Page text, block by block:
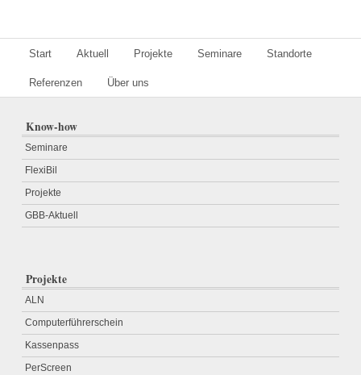
Start Aktuell Projekte Seminare Standorte
Referenzen Über uns
Know-how
Seminare
FlexiBil
Projekte
GBB-Aktuell
Projekte
ALN
Computerführerschein
Kassenpass
PerScreen